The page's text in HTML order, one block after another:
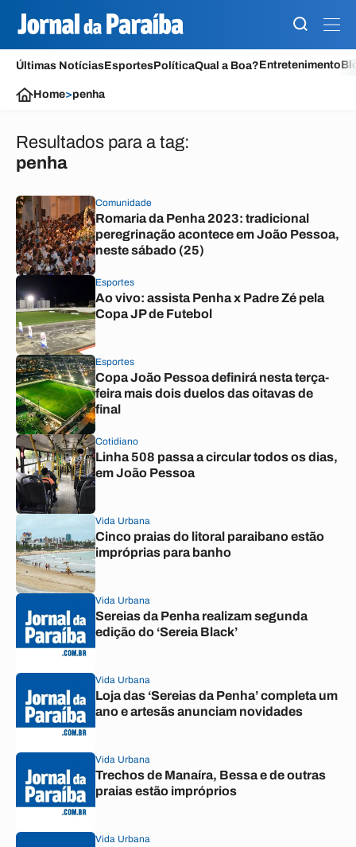
Últimas NotíciasEsportesPolíticaQual a Boa?Entretenimento
Home>penha
Resultados para a tag:
penha
Comunidade
Romaria da Penha 2023: tradicional
peregrinação acontece em João Pessoa,
neste sábado (25)
Esportes
Ao vivo: assista Penha x Padre Zé pela
Copa JP de Futebol
Esportes
Copa João Pessoa definirá nesta terça-
feira mais dois duelos das oitavas de
final
Cotidiano
Linha 508 passa a circular todos os dias,
em João Pessoa
Vida Urbana
Cinco praias do litoral paraibano estão
impróprias para banho
Vida Urbana
Sereias da Penha realizam segunda
edição do ‘Sereia Black’
Vida Urbana
Loja das ‘Sereias da Penha’ completa um
ano e artesãs anunciam novidades
Vida Urbana
Trechos de Manaíra, Bessa e de outras
praias estão impróprios
Vida Urbana